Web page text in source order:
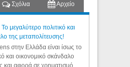
Σχόλια Αρχείο
μεγαλύτερο πολιτικό και
της μεταπολίτευσης!
στην Ελλάδα είναι ίσως το
και οικονομικό σκάνδαλο
και αφορά σε χρηματισμό